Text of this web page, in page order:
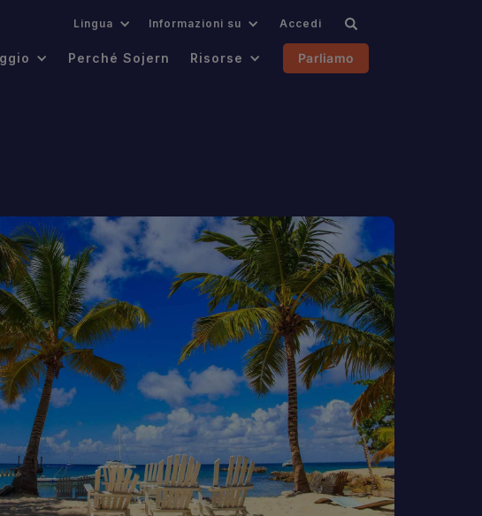
Lingua Informazioni su Accedi
Perché Sojern Risorse Parliamo